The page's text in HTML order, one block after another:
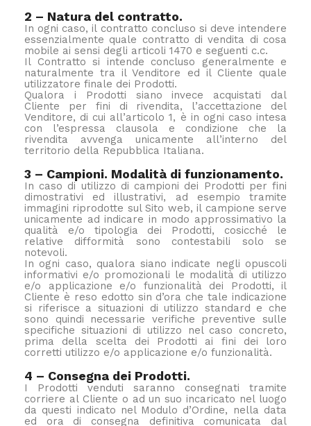
2 – Natura del contratto.
In ogni caso, il contratto concluso si deve intendere
essenzialmente quale contratto di vendita di cosa
mobile ai sensi degli articoli 1470 e seguenti c.c.
Il Contratto si intende concluso generalmente e
naturalmente tra il Venditore ed il Cliente quale
utilizzatore finale dei Prodotti.
Qualora i Prodotti siano invece acquistati dal
Cliente per fini di rivendita, l’accettazione del
Venditore, di cui all’articolo 1, è in ogni caso intesa
con l’espressa clausola e condizione che la
rivendita avvenga unicamente all’interno del
territorio della Repubblica Italiana.
3 – Campioni. Modalità di funzionamento.
In caso di utilizzo di campioni dei Prodotti per fini
dimostrativi ed illustrativi, ad esempio tramite
immagini riprodotte sul Sito web, il campione serve
unicamente ad indicare in modo approssimativo la
qualità e/o tipologia dei Prodotti, cosicché le
relative difformità sono contestabili solo se
notevoli.
In ogni caso, qualora siano indicate negli opuscoli
informativi e/o promozionali le modalità di utilizzo
e/o applicazione e/o funzionalità dei Prodotti, il
Cliente è reso edotto sin d’ora che tale indicazione
si riferisce a situazioni di utilizzo standard e che
sono quindi necessarie verifiche preventive sulle
specifiche situazioni di utilizzo nel caso concreto,
prima della scelta dei Prodotti ai fini dei loro
corretti utilizzo e/o applicazione e/o funzionalità.
4 – Consegna dei Prodotti.
I Prodotti venduti saranno consegnati tramite
corriere al Cliente o ad un suo incaricato nel luogo
da questi indicato nel Modulo d’Ordine, nella data
ed ora di consegna definitiva comunicata dal